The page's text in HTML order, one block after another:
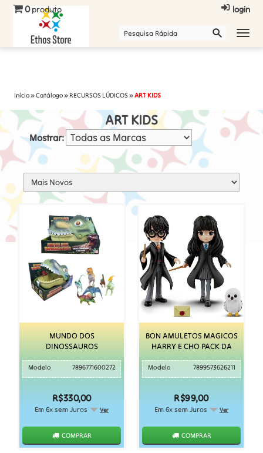
0produto login
Início»Catálogo» RECURSOS LÚDICOS»ART KIDS
ART KIDS
Mostrar:
MUNDO DOS
DINOSSAUROS
Modelo 7896771600272
R$330,00
Em 6x sem Juros Ver
COMPRAR
BON AMULETOS MAGICOS
HARRY E CHO PACK DA
AMIZADE S
Modelo 7899573626211
R$99,00
Em 6x sem Juros Ver
COMPRAR